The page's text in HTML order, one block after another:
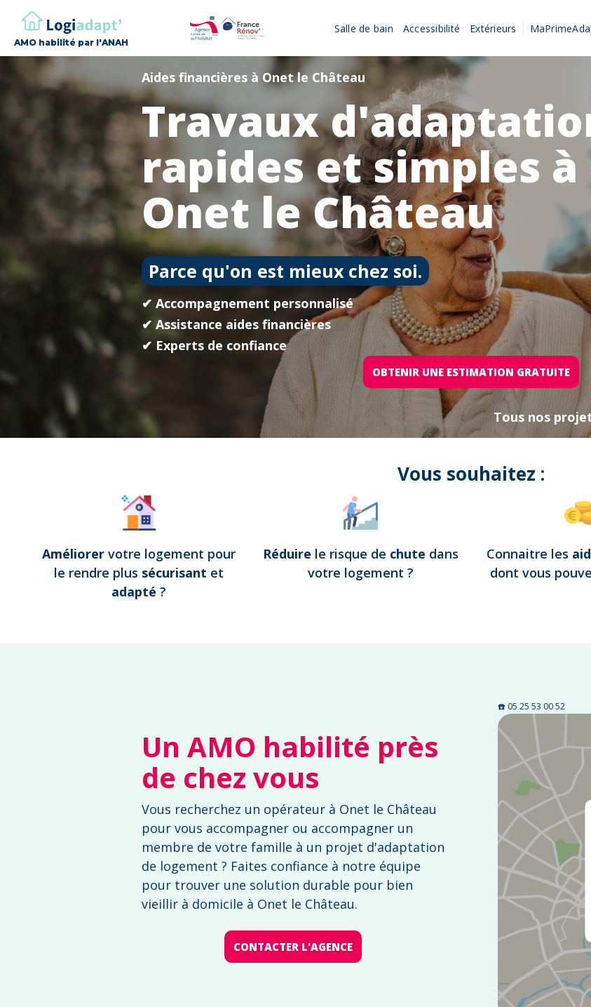
AMO habilité par l'ANAH
Salle de bain Accessibilité Extérieurs
Aides financières à Onet le Château
Travaux
rapides et simples à
Onet le Château
Parce qu'on est mieux chez soi.
✔ Accompagnement personnalisé
✔ Assistance aides financières
✔ Experts de confiance
OBTENIR UNE ESTIMATION GRATUITE
Tous nos
Vous souhaitez :
Améliorer votre logement pour
le rendre plus sécurisant et
adapté ?
Réduire le risque de chute dans
votre logement ?
Connaitre les
dont vous
Un AMO habilité près
de chez vous
Vous recherchez un opérateur à Onet le Château
pour vous accompagner ou accompagner un
membre de votre famille à un projet d'adaptation
de logement ? Faites confiance à notre équipe
pour trouver une solution durable pour bien
vieillir à domicile à Onet le Château.
CONTACTER L'AGENCE
☎️ 05 25 53 00 52